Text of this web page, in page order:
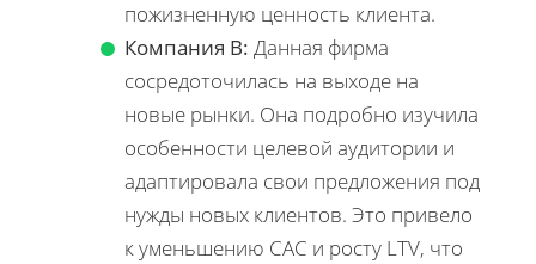
пожизненную ценность клиента.
Компания B: Данная фирма
сосредоточилась на выходе на
новые рынки. Она подробно изучила
особенности целевой аудитории и
адаптировала свои предложения под
нужды новых клиентов. Это привело
к уменьшению CAC и росту LTV, что